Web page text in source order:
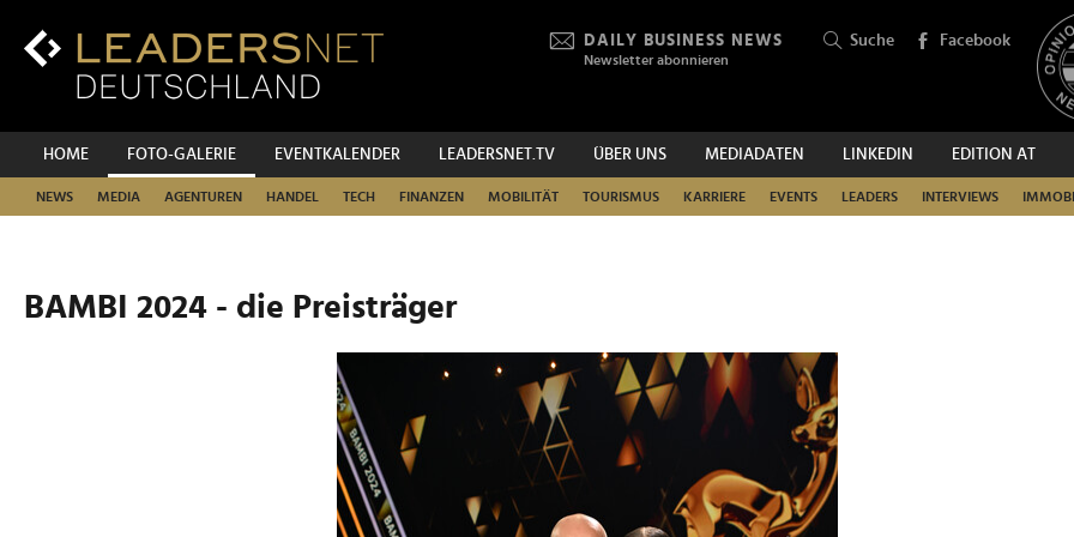
Inhalt
Hauptnavigation
DAILY BUSINESS NEWS
Newsletter abonnieren
Suche Facebook
HOME FOTO-GALERIE EVENTKALENDER LEADERSNET.TV ÜBER UNS MEDIADATEN LINKEDIN EDITION AT
NEWS MEDIA AGENTUREN HANDEL TECH FINANZEN MOBILITÄT TOURISMUS KARRIERE EVENTS LEADERS INTERVIEWS
SUCHEN
BAMBI 2024 - die Preisträger